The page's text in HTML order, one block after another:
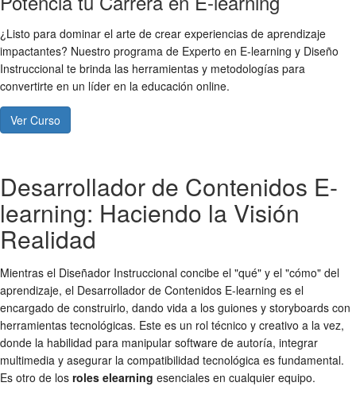
¿Listo para dominar el arte de crear experiencias de aprendizaje
impactantes? Nuestro programa de Experto en E-learning y Diseño
Instruccional te brinda las herramientas y metodologías para
convertirte en un líder en la educación online.
Ver Curso
Desarrollador de Contenidos E-
learning: Haciendo la Visión
Realidad
Mientras el Diseñador Instruccional concibe el "qué" y el "cómo" del
aprendizaje, el Desarrollador de Contenidos E-learning es el
encargado de construirlo, dando vida a los guiones y storyboards con
herramientas tecnológicas. Este es un rol técnico y creativo a la vez,
donde la habilidad para manipular software de autoría, integrar
multimedia y asegurar la compatibilidad tecnológica es fundamental.
Es otro de los roles elearning esenciales en cualquier equipo.